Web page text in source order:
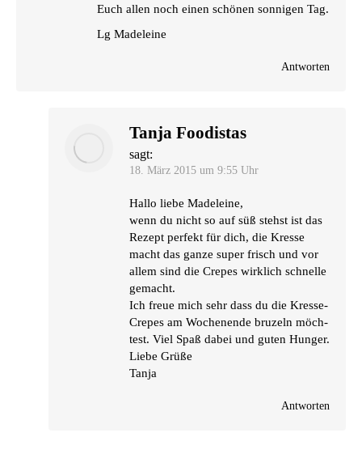
Euch allen noch einen schö­nen son­ni­gen Tag.
Lg Made­lei­ne
Antworten
Tanja Foodistas
sagt:
18. März 2015 um 9:55 Uhr
Hal­lo lie­be Madeleine,
wenn du nicht so auf süß stehst ist das
Rezept per­fekt für dich, die Kres­se
macht das gan­ze super frisch und vor
allem sind die Cre­pes wirk­lich schnel­le
gemacht.
Ich freue mich sehr dass du die Kres­se-
Cre­pes am Wochen­en­de bru­zeln möch­
test. Viel Spaß dabei und guten Hunger.
Lie­be Grüße
Tanja
Antworten